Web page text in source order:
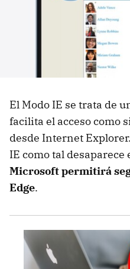
El Modo IE se trata de
facilita el acceso como
desde Internet
IE como tal desaparece
Microsoft permitirá
Edge.